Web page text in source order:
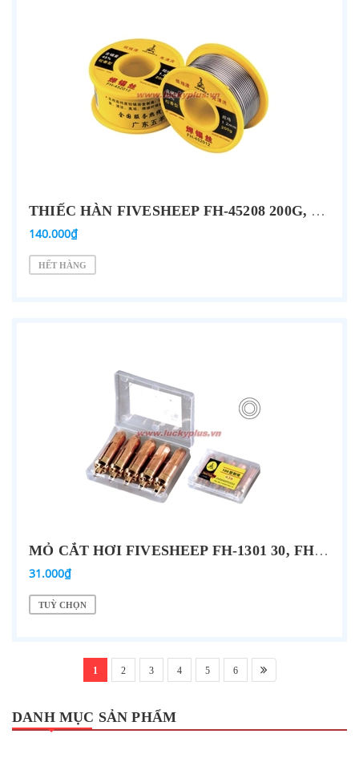
THIẾC HÀN FIVESHEEP FH-45208 200G, FH-45201 200G, FH-45212 200G
140.000₫
HẾT HÀNG
MỎ CẮT HƠI FIVESHEEP FH-1301 30, FH-1302 30, FH-1303 30, FH-1101 100…
31.000₫
TUỲ CHỌN
1 2 3 4 5 6
DANH MỤC SẢN PHẨM